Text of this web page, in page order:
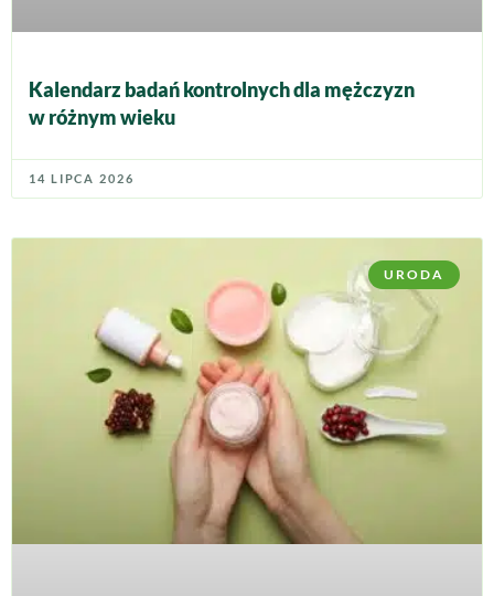
Kalendarz badań kontrolnych dla mężczyzn
w różnym wieku
14 LIPCA 2026
URODA